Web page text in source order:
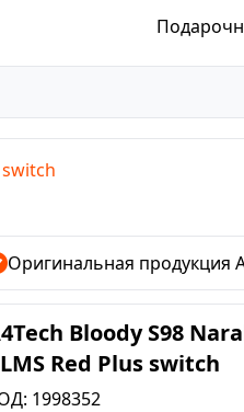
switch
Оригинальная продукция
Bloody S98
Red Plus switch
1998352